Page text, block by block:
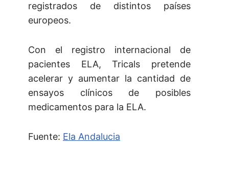
registrados de distintos países
europeos.
Con el registro internacional de
pacientes ELA, Tricals pretende
acelerar y aumentar la cantidad de
ensayos clínicos de posibles
medicamentos para la ELA.
Fuente: Ela Andalucia